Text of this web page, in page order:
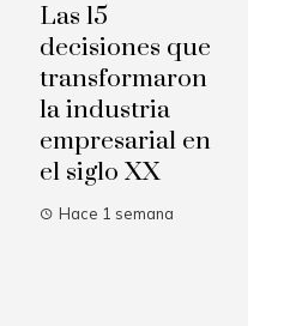
Las 15
decisiones que
transformaron
la industria
empresarial en
el siglo XX
Hace 1 semana